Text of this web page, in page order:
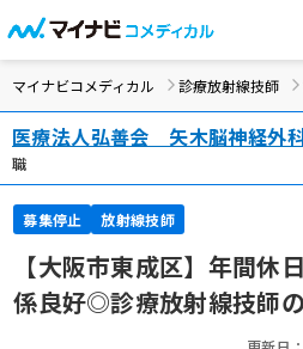
マイナビコメディカル 診療放射線技師
医療法人弘善会 矢木脳神経外
職
募集停止 放射線技師
【大阪市東成区】年間休
係良好◎診療放射線技師